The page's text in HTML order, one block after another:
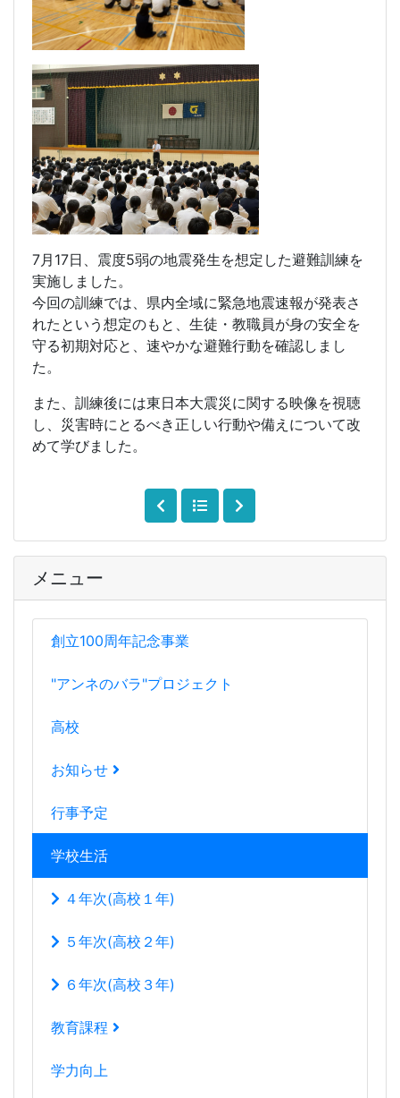
メニュー
創立100周年記念事業
"アンネのバラ"プロジェクト
高校
お知らせ
行事予定
学校生活
４年次(高校１年)
５年次(高校２年)
６年次(高校３年)
教育課程
学力向上
7月17日、震度5弱の地震発生を想定した避難訓練を
実施しました。
今回の訓練では、県内全域に緊急地震速報が発表さ
れたという想定のもと、生徒・教職員が身の安全を
守る初期対応と、速やかな避難行動を確認しまし
た。
また、訓練後には東日本大震災に関する映像を視聴
し、災害時にとるべき正しい行動や備えについて改
めて学びました。